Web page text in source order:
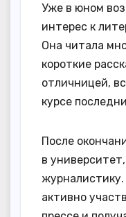
Уже в юном
интерес к
Она читала
короткие
отличницей,
курсе
После
в
активно